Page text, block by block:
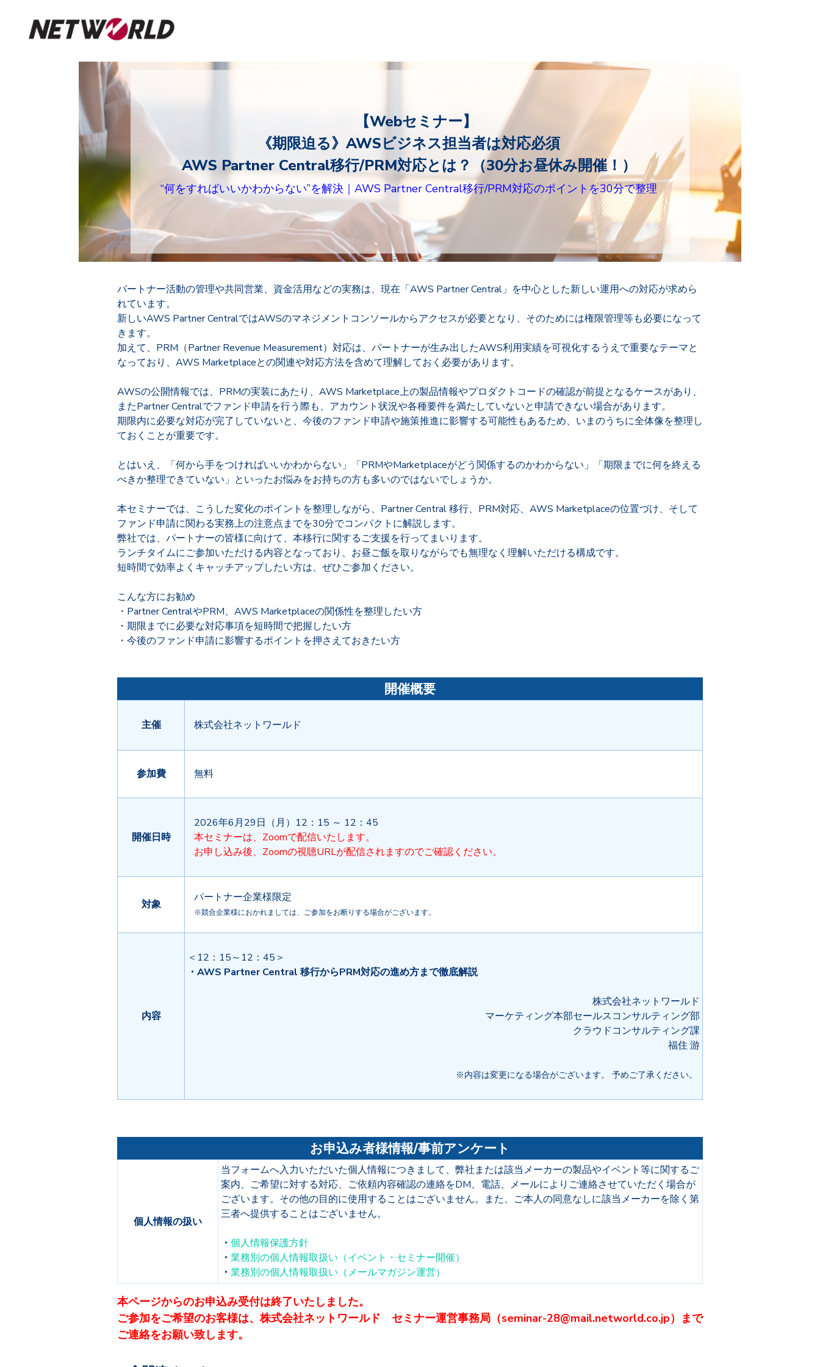
【Webセミナー】
《期限迫る》AWSビジネス担当者は対応必須
AWS Partner Central移行/PRM対応とは？（30分お昼休み開催！）
“何をすればいいかわからない”を解決｜AWS Partner Central移行/PRM対応のポイントを30分で整理
パートナー活動の管理や共同営業、資金活用などの実務は、現在「AWS Partner Central」を中心とした新しい運用への対応が求めら
れています。
新しいAWS Partner CentralではAWSのマネジメントコンソールからアクセスが必要となり、そのためには権限管理等も必要になって
きます。
加えて、PRM（Partner Revenue Measurement）対応は、パートナーが生み出したAWS利用実績を可視化するうえで重要なテーマと
なっており、AWS Marketplaceとの関連や対応方法を含めて理解しておく必要があります。
AWSの公開情報では、PRMの実装にあたり、AWS Marketplace上の製品情報やプロダクトコードの確認が前提となるケースがあり、
またPartner Centralでファンド申請を行う際も、アカウント状況や各種要件を満たしていないと申請できない場合があります。
期限内に必要な対応が完了していないと、今後のファンド申請や施策推進に影響する可能性もあるため、いまのうちに全体像を整理し
ておくことが重要です。
とはいえ、「何から手をつければいいかわからない」「PRMやMarketplaceがどう関係するのかわからない」「期限までに何を終える
べきか整理できていない」といったお悩みをお持ちの方も多いのではないでしょうか。
本セミナーでは、こうした変化のポイントを整理しながら、Partner Central 移行、PRM対応、AWS Marketplaceの位置づけ、そして
ファンド申請に関わる実務上の注意点までを30分でコンパクトに解説します。
弊社では、パートナーの皆様に向けて、本移行に関するご支援を行ってまいります。
ランチタイムにご参加いただける内容となっており、お昼ご飯を取りながらでも無理なく理解いただける構成です。
短時間で効率よくキャッチアップしたい方は、ぜひご参加ください。
こんな方にお勧め
・Partner CentralやPRM、AWS Marketplaceの関係性を整理したい方
・期限までに必要な対応事項を短時間で把握したい方
・今後のファンド申請に影響するポイントを押さえておきたい方
開催概要
主催 株式会社ネットワールド
参加費 無料
開催日時
2026年6月29日（月）12：15 ～ 12：45
本セミナーは、Zoomで配信いたします。
お申し込み後、Zoomの視聴URLが配信されますのでご確認ください。
対象
パートナー企業様限定
※競合企業様におかれましては、ご参加をお断りする場合がございます。
内容
＜12：15～12：45＞
・AWS Partner Central 移行からPRM対応の進め方まで徹底解説
株式会社ネットワールド
マーケティング本部セールスコンサルティング部
クラウドコンサルティング課
福住 游
※内容は変更になる場合がございます。 予めご了承ください。
お申込み者様情報/事前アンケート
個人情報の扱い
当フォームへ入力いただいた個人情報につきまして、弊社または該当メーカーの製品やイベント等に関するご
案内、ご希望に対する対応、ご依頼内容確認の連絡をDM、電話、メールによりご連絡させていただく場合が
ございます。その他の目的に使用することはございません。また、ご本人の同意なしに該当メーカーを除く第
三者へ提供することはございません。
・ 個人情報保護方針
・ 業務別の個人情報取扱い（イベント・セミナー開催）
・ 業務別の個人情報取扱い（メールマガジン運営）
本ページからのお申込み受付は終了いたしました。
ご参加をご希望のお客様は、株式会社ネットワールド セミナー運営事務局（seminar-28@mail.networld.co.jp）まで
ご連絡をお願い致します。